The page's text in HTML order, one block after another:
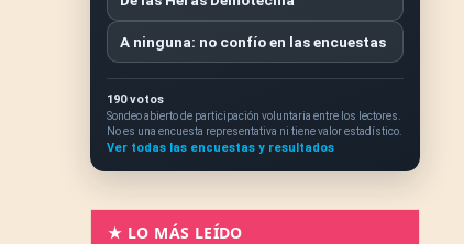
A ninguna: no confío en las encuestas
190 votos
Sondeo abierto de participación voluntaria entre los lectores.
No es una encuesta representativa ni tiene valor estadístico.
Ver todas las encuestas y resultados
★ LO MÁS LEÍDO